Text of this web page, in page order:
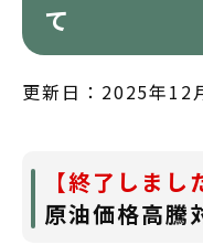
て
更新日：2025年12
【終了しまし
原油価格高騰